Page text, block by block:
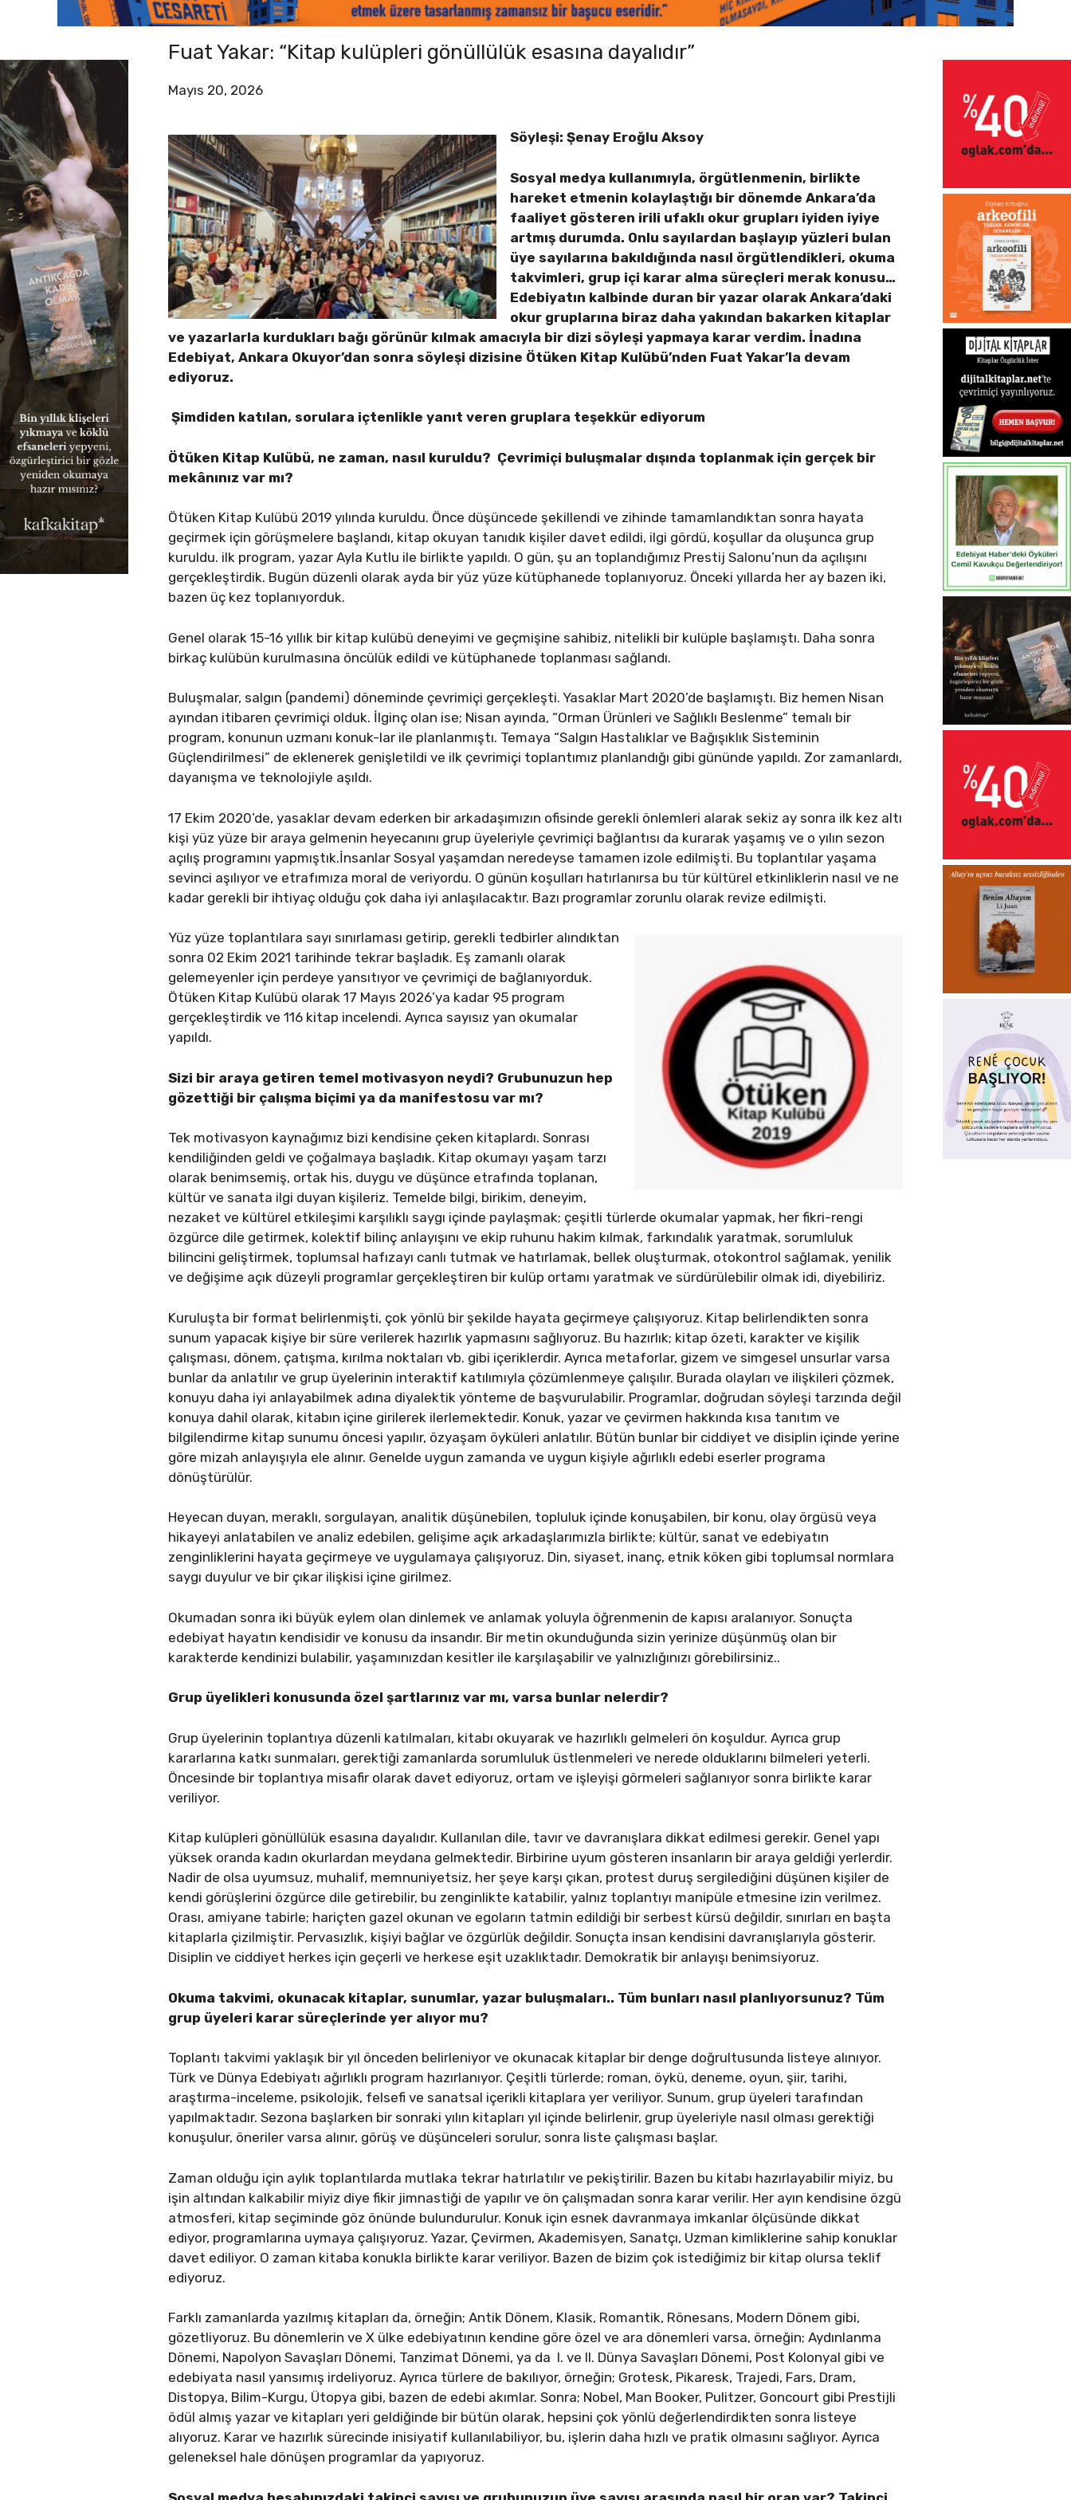
Fuat Yakar: “Kitap kulüpleri gönüllülük esasına dayalıdır”
Mayıs 20, 2026
Söyleşi: Şenay Eroğlu Aksoy
Sosyal medya kullanımıyla, örgütlenmenin, birlikte
hareket etmenin kolaylaştığı bir dönemde Ankara’da
faaliyet gösteren irili ufaklı okur grupları iyiden iyiye
artmış durumda. Onlu sayılardan başlayıp yüzleri bulan
üye sayılarına bakıldığında nasıl örgütlendikleri, okuma
takvimleri, grup içi karar alma süreçleri merak konusu…
Edebiyatın kalbinde duran bir yazar olarak Ankara’daki
okur gruplarına biraz daha yakından bakarken kitaplar
ve yazarlarla kurdukları bağı görünür kılmak amacıyla bir dizi söyleşi yapmaya karar verdim. İnadına
Edebiyat, Ankara Okuyor’dan sonra söyleşi dizisine Ötüken Kitap Kulübü’nden Fuat Yakar’la devam
ediyoruz.
Şimdiden katılan, sorulara içtenlikle yanıt veren gruplara teşekkür ediyorum
Ötüken Kitap Kulübü, ne zaman, nasıl kuruldu? Çevrimiçi buluşmalar dışında toplanmak için gerçek bir
mekânınız var mı?
Ötüken Kitap Kulübü 2019 yılında kuruldu. Önce düşüncede şekillendi ve zihinde tamamlandıktan sonra hayata
geçirmek için görüşmelere başlandı, kitap okuyan tanıdık kişiler davet edildi, ilgi gördü, koşullar da oluşunca grup
kuruldu. ilk program, yazar Ayla Kutlu ile birlikte yapıldı. O gün, şu an toplandığımız Prestij Salonu’nun da açılışını
gerçekleştirdik. Bugün düzenli olarak ayda bir yüz yüze kütüphanede toplanıyoruz. Önceki yıllarda her ay bazen iki,
bazen üç kez toplanıyorduk.
Genel olarak 15-16 yıllık bir kitap kulübü deneyimi ve geçmişine sahibiz, nitelikli bir kulüple başlamıştı. Daha sonra
birkaç kulübün kurulmasına öncülük edildi ve kütüphanede toplanması sağlandı.
Buluşmalar, salgın (pandemi) döneminde çevrimiçi gerçekleşti. Yasaklar Mart 2020’de başlamıştı. Biz hemen Nisan
ayından itibaren çevrimiçi olduk. İlginç olan ise; Nisan ayında, “Orman Ürünleri ve Sağlıklı Beslenme” temalı bir
program, konunun uzmanı konuk-lar ile planlanmıştı. Temaya “Salgın Hastalıklar ve Bağışıklık Sisteminin
Güçlendirilmesi” de eklenerek genişletildi ve ilk çevrimiçi toplantımız planlandığı gibi gününde yapıldı. Zor zamanlardı,
dayanışma ve teknolojiyle aşıldı.
17 Ekim 2020’de, yasaklar devam ederken bir arkadaşımızın ofisinde gerekli önlemleri alarak sekiz ay sonra ilk kez altı
kişi yüz yüze bir araya gelmenin heyecanını grup üyeleriyle çevrimiçi bağlantısı da kurarak yaşamış ve o yılın sezon
açılış programını yapmıştık.İnsanlar Sosyal yaşamdan neredeyse tamamen izole edilmişti. Bu toplantılar yaşama
sevinci aşılıyor ve etrafımıza moral de veriyordu. O günün koşulları hatırlanırsa bu tür kültürel etkinliklerin nasıl ve ne
kadar gerekli bir ihtiyaç olduğu çok daha iyi anlaşılacaktır. Bazı programlar zorunlu olarak revize edilmişti.
Yüz yüze toplantılara sayı sınırlaması getirip, gerekli tedbirler alındıktan
sonra 02 Ekim 2021 tarihinde tekrar başladık. Eş zamanlı olarak
gelemeyenler için perdeye yansıtıyor ve çevrimiçi de bağlanıyorduk.
Ötüken Kitap Kulübü olarak 17 Mayıs 2026’ya kadar 95 program
gerçekleştirdik ve 116 kitap incelendi. Ayrıca sayısız yan okumalar
yapıldı.
Sizi bir araya getiren temel motivasyon neydi? Grubunuzun hep
gözettiği bir çalışma biçimi ya da manifestosu var mı?
Tek motivasyon kaynağımız bizi kendisine çeken kitaplardı. Sonrası
kendiliğinden geldi ve çoğalmaya başladık. Kitap okumayı yaşam tarzı
olarak benimsemiş, ortak his, duygu ve düşünce etrafında toplanan,
kültür ve sanata ilgi duyan kişileriz. Temelde bilgi, birikim, deneyim,
nezaket ve kültürel etkileşimi karşılıklı saygı içinde paylaşmak; çeşitli türlerde okumalar yapmak, her fikri-rengi
özgürce dile getirmek, kolektif bilinç anlayışını ve ekip ruhunu hakim kılmak, farkındalık yaratmak, sorumluluk
bilincini geliştirmek, toplumsal hafızayı canlı tutmak ve hatırlamak, bellek oluşturmak, otokontrol sağlamak, yenilik
ve değişime açık düzeyli programlar gerçekleştiren bir kulüp ortamı yaratmak ve sürdürülebilir olmak idi, diyebiliriz.
Kuruluşta bir format belirlenmişti, çok yönlü bir şekilde hayata geçirmeye çalışıyoruz. Kitap belirlendikten sonra
sunum yapacak kişiye bir süre verilerek hazırlık yapmasını sağlıyoruz. Bu hazırlık; kitap özeti, karakter ve kişilik
çalışması, dönem, çatışma, kırılma noktaları vb. gibi içeriklerdir. Ayrıca metaforlar, gizem ve simgesel unsurlar varsa
bunlar da anlatılır ve grup üyelerinin interaktif katılımıyla çözümlenmeye çalışılır. Burada olayları ve ilişkileri çözmek,
konuyu daha iyi anlayabilmek adına diyalektik yönteme de başvurulabilir. Programlar, doğrudan söyleşi tarzında değil
konuya dahil olarak, kitabın içine girilerek ilerlemektedir. Konuk, yazar ve çevirmen hakkında kısa tanıtım ve
bilgilendirme kitap sunumu öncesi yapılır, özyaşam öyküleri anlatılır. Bütün bunlar bir ciddiyet ve disiplin içinde yerine
göre mizah anlayışıyla ele alınır. Genelde uygun zamanda ve uygun kişiyle ağırlıklı edebi eserler programa
dönüştürülür.
Heyecan duyan, meraklı, sorgulayan, analitik düşünebilen, topluluk içinde konuşabilen, bir konu, olay örgüsü veya
hikayeyi anlatabilen ve analiz edebilen, gelişime açık arkadaşlarımızla birlikte; kültür, sanat ve edebiyatın
zenginliklerini hayata geçirmeye ve uygulamaya çalışıyoruz. Din, siyaset, inanç, etnik köken gibi toplumsal normlara
saygı duyulur ve bir çıkar ilişkisi içine girilmez.
Okumadan sonra iki büyük eylem olan dinlemek ve anlamak yoluyla öğrenmenin de kapısı aralanıyor. Sonuçta
edebiyat hayatın kendisidir ve konusu da insandır. Bir metin okunduğunda sizin yerinize düşünmüş olan bir
karakterde kendinizi bulabilir, yaşamınızdan kesitler ile karşılaşabilir ve yalnızlığınızı görebilirsiniz..
Grup üyelikleri konusunda özel şartlarınız var mı, varsa bunlar nelerdir?
Grup üyelerinin toplantıya düzenli katılmaları, kitabı okuyarak ve hazırlıklı gelmeleri ön koşuldur. Ayrıca grup
kararlarına katkı sunmaları, gerektiği zamanlarda sorumluluk üstlenmeleri ve nerede olduklarını bilmeleri yeterli.
Öncesinde bir toplantıya misafir olarak davet ediyoruz, ortam ve işleyişi görmeleri sağlanıyor sonra birlikte karar
veriliyor.
Kitap kulüpleri gönüllülük esasına dayalıdır. Kullanılan dile, tavır ve davranışlara dikkat edilmesi gerekir. Genel yapı
yüksek oranda kadın okurlardan meydana gelmektedir. Birbirine uyum gösteren insanların bir araya geldiği yerlerdir.
Nadir de olsa uyumsuz, muhalif, memnuniyetsiz, her şeye karşı çıkan, protest duruş sergilediğini düşünen kişiler de
kendi görüşlerini özgürce dile getirebilir, bu zenginlikte katabilir, yalnız toplantıyı manipüle etmesine izin verilmez.
Orası, amiyane tabirle; hariçten gazel okunan ve egoların tatmin edildiği bir serbest kürsü değildir, sınırları en başta
kitaplarla çizilmiştir. Pervasızlık, kişiyi bağlar ve özgürlük değildir. Sonuçta insan kendisini davranışlarıyla gösterir.
Disiplin ve ciddiyet herkes için geçerli ve herkese eşit uzaklıktadır. Demokratik bir anlayışı benimsiyoruz.
Okuma takvimi, okunacak kitaplar, sunumlar, yazar buluşmaları.. Tüm bunları nasıl planlıyorsunuz? Tüm
grup üyeleri karar süreçlerinde yer alıyor mu?
Toplantı takvimi yaklaşık bir yıl önceden belirleniyor ve okunacak kitaplar bir denge doğrultusunda listeye alınıyor.
Türk ve Dünya Edebiyatı ağırlıklı program hazırlanıyor. Çeşitli türlerde; roman, öykü, deneme, oyun, şiir, tarihi,
araştırma-inceleme, psikolojik, felsefi ve sanatsal içerikli kitaplara yer veriliyor. Sunum, grup üyeleri tarafından
yapılmaktadır. Sezona başlarken bir sonraki yılın kitapları yıl içinde belirlenir, grup üyeleriyle nasıl olması gerektiği
konuşulur, öneriler varsa alınır, görüş ve düşünceleri sorulur, sonra liste çalışması başlar.
Zaman olduğu için aylık toplantılarda mutlaka tekrar hatırlatılır ve pekiştirilir. Bazen bu kitabı hazırlayabilir miyiz, bu
işin altından kalkabilir miyiz diye fikir jimnastiği de yapılır ve ön çalışmadan sonra karar verilir. Her ayın kendisine özgü
atmosferi, kitap seçiminde göz önünde bulundurulur. Konuk için esnek davranmaya imkanlar ölçüsünde dikkat
ediyor, programlarına uymaya çalışıyoruz. Yazar, Çevirmen, Akademisyen, Sanatçı, Uzman kimliklerine sahip konuklar
davet ediliyor. O zaman kitaba konukla birlikte karar veriliyor. Bazen de bizim çok istediğimiz bir kitap olursa teklif
ediyoruz.
Farklı zamanlarda yazılmış kitapları da, örneğin; Antik Dönem, Klasik, Romantik, Rönesans, Modern Dönem gibi,
gözetliyoruz. Bu dönemlerin ve X ülke edebiyatının kendine göre özel ve ara dönemleri varsa, örneğin; Aydınlanma
Dönemi, Napolyon Savaşları Dönemi, Tanzimat Dönemi, ya da I. ve II. Dünya Savaşları Dönemi, Post Kolonyal gibi ve
edebiyata nasıl yansımış irdeliyoruz. Ayrıca türlere de bakılıyor, örneğin; Grotesk, Pikaresk, Trajedi, Fars, Dram,
Distopya, Bilim-Kurgu, Ütopya gibi, bazen de edebi akımlar. Sonra; Nobel, Man Booker, Pulitzer, Goncourt gibi Prestijli
ödül almış yazar ve kitapları yeri geldiğinde bir bütün olarak, hepsini çok yönlü değerlendirdikten sonra listeye
alıyoruz. Karar ve hazırlık sürecinde inisiyatif kullanılabiliyor, bu, işlerin daha hızlı ve pratik olmasını sağlıyor. Ayrıca
geleneksel hale dönüşen programlar da yapıyoruz.